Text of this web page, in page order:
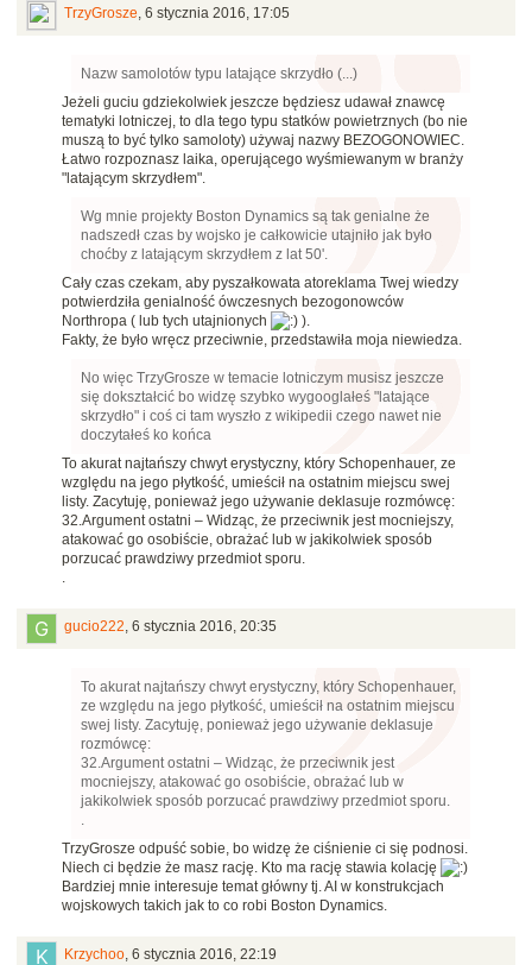
TrzyGrosze, 6 stycznia 2016, 17:05
Nazw samolotów typu latające skrzydło (...)
Jeżeli guciu gdziekolwiek jeszcze będziesz udawał znawcę
tematyki lotniczej, to dla tego typu statków powietrznych (bo nie
muszą to być tylko samoloty) używaj nazwy BEZOGONOWIEC.
Łatwo rozpoznasz laika, operującego wyśmiewanym w branży
"latającym skrzydłem".
Wg mnie projekty Boston Dynamics są tak genialne że
nadszedł czas by wojsko je całkowicie utajniło jak było
choćby z latającym skrzydłem z lat 50'.
Cały czas czekam, aby pyszałkowata atoreklama Twej wiedzy
potwierdziła genialność ówczesnych bezogonowców
Northropa ( lub tych utajnionych
).
Fakty, że było wręcz przeciwnie, przedstawiła moja niewiedza.
No więc TrzyGrosze w temacie lotniczym musisz jeszcze
się dokształcić bo widzę szybko wygooglałeś "latające
skrzydło" i coś ci tam wyszło z wikipedii czego nawet nie
doczytałeś ko końca
To akurat najtańszy chwyt erystyczny, który Schopenhauer, ze
względu na jego płytkość, umieścił na ostatnim miejscu swej
listy. Zacytuję, ponieważ jego używanie deklasuje rozmówcę:
32.Argument ostatni – Widząc, że przeciwnik jest mocniejszy,
atakować go osobiście, obrażać lub w jakikolwiek sposób
porzucać prawdziwy przedmiot sporu.
.
gucio222, 6 stycznia 2016, 20:35
To akurat najtańszy chwyt erystyczny, który Schopenhauer,
ze względu na jego płytkość, umieścił na ostatnim miejscu
swej listy. Zacytuję, ponieważ jego używanie deklasuje
rozmówcę:
32.Argument ostatni – Widząc, że przeciwnik jest
mocniejszy, atakować go osobiście, obrażać lub w
jakikolwiek sposób porzucać prawdziwy przedmiot sporu.
.
TrzyGrosze odpuść sobie, bo widzę że ciśnienie ci się podnosi.
Niech ci będzie że masz rację. Kto ma rację stawia kolację
Bardziej mnie interesuje temat główny tj. AI w konstrukcjach
wojskowych takich jak to co robi Boston Dynamics.
Krzychoo, 6 stycznia 2016, 22:19